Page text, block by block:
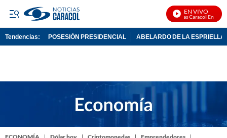
EN VIVO
Noticias Caracol En Vivo
Tendencias: POSESIÓN PRESIDENCIAL ABELARDO DE LA ESPRIELLA